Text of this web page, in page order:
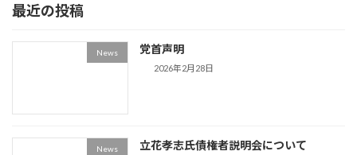
の
ペ
最近の投稿
News 党首声明
2026年2月28日
News 立花孝志氏債権者説明会について